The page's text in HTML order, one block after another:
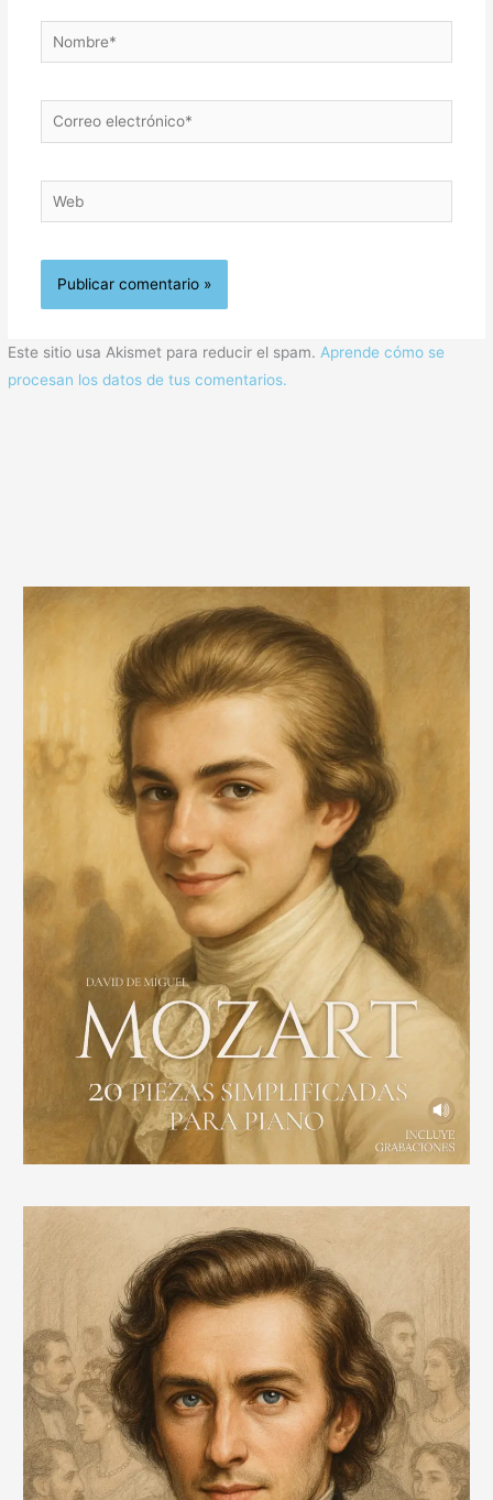
Nombre*
Correo
electrónico*
Web
Este sitio usa Akismet para reducir el spam.Aprende cómo se
procesan los datos de tus comentarios.